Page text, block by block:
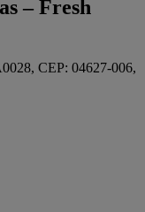
– Fresh
CEP: 04627-006,